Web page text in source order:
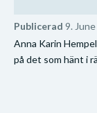
Publicerad 9.
Anna Karin
på det som hänt i